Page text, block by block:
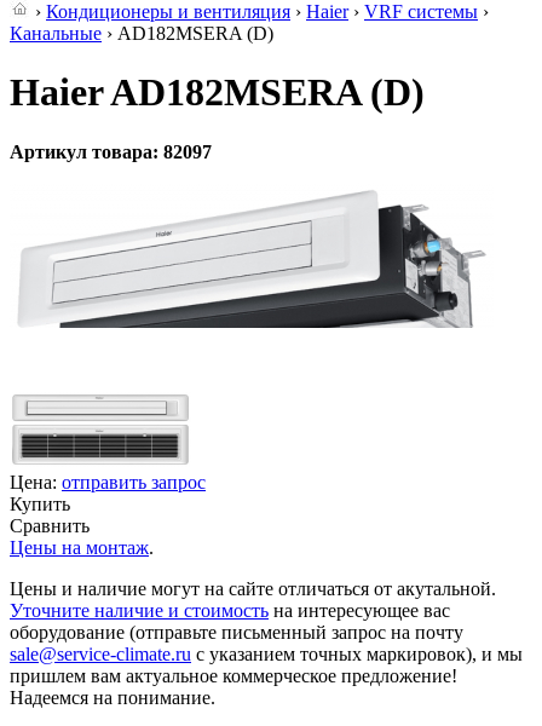
› Кондиционеры и вентиляция › Haier› VRF системы ›
Канальные › AD182MSERA (D)
Haier AD182MSERA (D)
Артикул товара: 82097
Цена: отправить запрос
Купить
Сравнить
Цены на монтаж.
Цены и наличие могут на сайте отличаться от акутальной.
Уточните наличие и стоимость на интересующее вас
оборудование (отправьте письменный запрос на почту
sale@service-climate.ru с указанием точных маркировок), и мы
пришлем вам актуальное коммерческое предложение!
Надеемся на понимание.